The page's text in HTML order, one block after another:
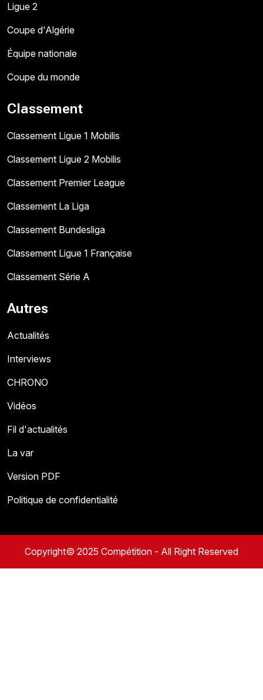
Ligue 2
Coupe d'Algérie
Équipe nationale
Coupe du monde
Classement
Classement Ligue 1 Mobilis
Classement Ligue 2 Mobilis
Classement Premier League
Classement La Liga
Classement Bundesliga
Classement Ligue 1 Française
Classement Série A
Autres
Actualités
Interviews
CHRONO
Vidéos
Fil d'actualités
La var
Version PDF
Politique de confidentialité
Copyright© 2025 Compétition - All Right Reserved